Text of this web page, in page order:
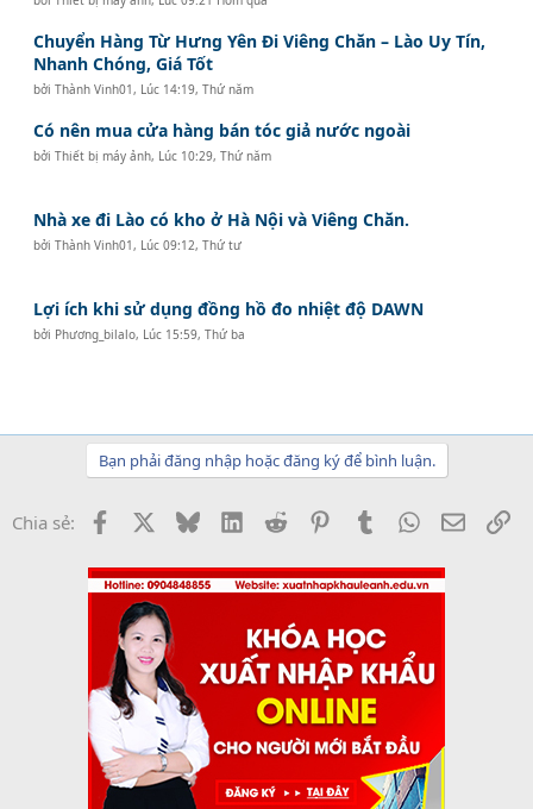
Chuyển Hàng Từ Hưng Yên Đi Viêng Chăn – Lào Uy Tín,
Nhanh Chóng, Giá Tốt
bởiThành Vinh01, Lúc 14:19, Thứ năm
Có nên mua cửa hàng bán tóc giả nước ngoài
bởiThiết bị máy ảnh, Lúc 10:29, Thứ năm
Nhà xe đi Lào có kho ở Hà Nội và Viêng Chăn.
bởiThành Vinh01, Lúc 09:12, Thứ tư
Lợi ích khi sử dụng đồng hồ đo nhiệt độ DAWN
bởi Phương_bilalo, Lúc 15:59, Thứ ba
Bạn phải đăng nhập hoặc đăng ký để bình luận.
Chia sẻ: Facebook BlueskyLinkedInReddit PinterestTumblrWhatsApp
Email